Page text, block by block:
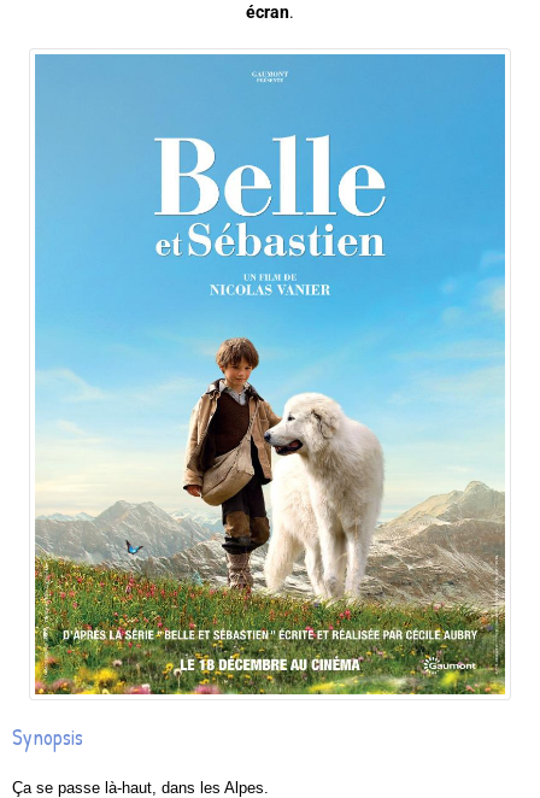
écran.
Synopsis
Ça se passe là-haut, dans les Alpes.